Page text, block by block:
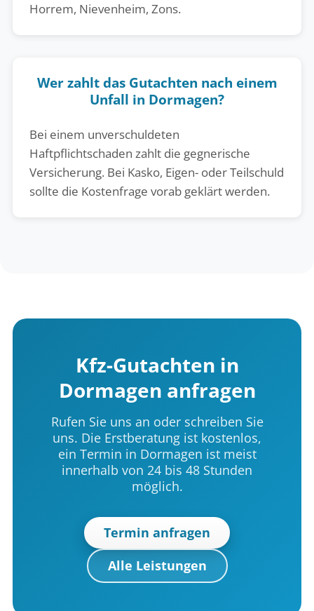
Horrem, Nievenheim, Zons.
Wer zahlt das Gutachten nach einem
Unfall in Dormagen?
Bei einem unverschuldeten
Haftpflichtschaden zahlt die gegnerische
Versicherung. Bei Kasko, Eigen- oder Teilschuld
sollte die Kostenfrage vorab geklärt werden.
Kfz-Gutachten in
Dormagen anfragen
Rufen Sie uns an oder schreiben Sie
uns. Die Erstberatung ist kostenlos,
ein Termin in Dormagen ist meist
innerhalb von 24 bis 48 Stunden
möglich.
Termin anfragen
Alle Leistungen